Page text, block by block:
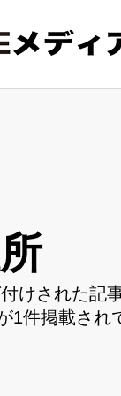
けされた記
1件掲載され